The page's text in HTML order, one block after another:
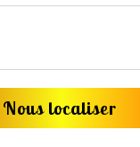
Nous localiser